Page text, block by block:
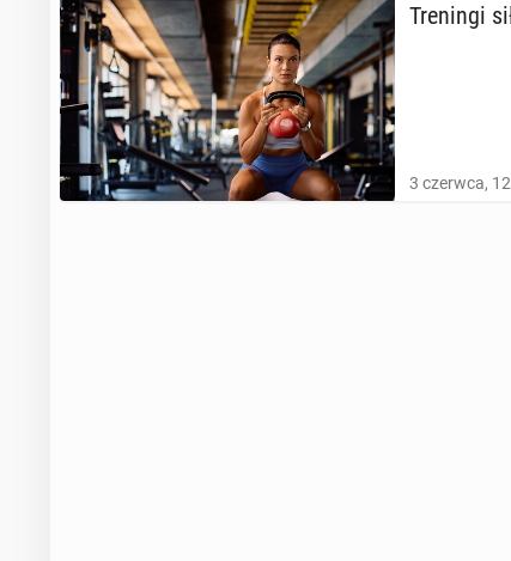
Tre­nin­gi
3 czerwca,